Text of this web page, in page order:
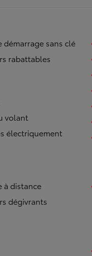
démarrage sans clé
rabattables
volant
électriquement
à distance
dégivrants